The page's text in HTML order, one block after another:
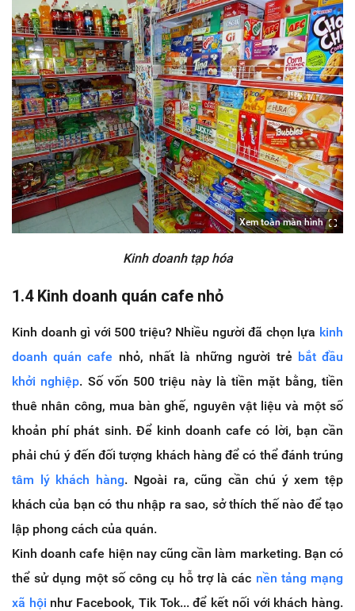
Xem toàn màn hình
Kinh doanh tạp hóa
1.4 Kinh doanh quán cafe nhỏ
Kinh doanh gì với 500 triệu? Nhiều người đã chọn lựa kinh
doanh quán cafe nhỏ, nhất là những người trẻ bắt đầu
khởi nghiệp. Số vốn 500 triệu này là tiền mặt bằng, tiền
thuê nhân công, mua bàn ghế, nguyên vật liệu và một số
khoản phí phát sinh. Để kinh doanh cafe có lời, bạn cần
phải chú ý đến đối tượng khách hàng để có thể đánh trúng
tâm lý khách hàng. Ngoài ra, cũng cần chú ý xem tệp
khách của bạn có thu nhập ra sao, sở thích thế nào để tạo
lập phong cách của quán.
Kinh doanh cafe hiện nay cũng cần làm marketing. Bạn có
thể sử dụng một số công cụ hỗ trợ là các nền tảng mạng
xã hội như Facebook, Tik Tok... để kết nối với khách hàng.